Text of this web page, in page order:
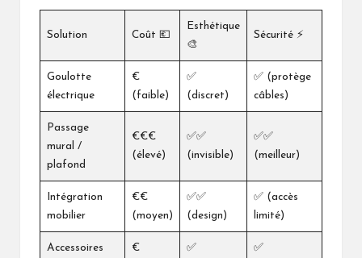
Solution Coût 💶
Esthétique
🎨
Sécurité ⚡
Goulotte
électrique
€
(faible)
✅
(discret)
✅ (protège
câbles)
Passage
mural /
plafond
€€€
(élevé)
✅✅
(invisible)
✅✅
(meilleur)
Intégration
mobilier
€€
(moyen)
✅✅
(design)
✅ (accès
limité)
Accessoires
€
✅
✅